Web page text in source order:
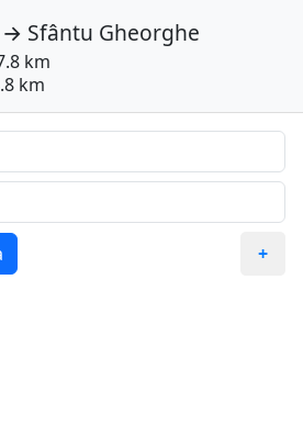
→ Sfântu Gheorghe
km
km
+